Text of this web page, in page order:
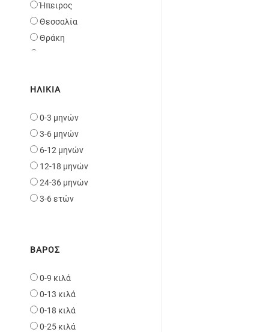
Bexa
Kunert
Ήπειρος
Θεσσαλία
Θράκη
Κυκλάδες
Πελοπόνησσος
Σποράδες και Εύβοια
Στερεά Ελλάδα
Κύπρος
ΗΛΙΚΊΑ
0-3 μηνών
3-6 μηνών
6-12 μηνών
12-18 μηνών
24-36 μηνών
3-6 ετών
ΒΆΡΟΣ
0-9 κιλά
0-13 κιλά
0-18 κιλά
0-25 κιλά